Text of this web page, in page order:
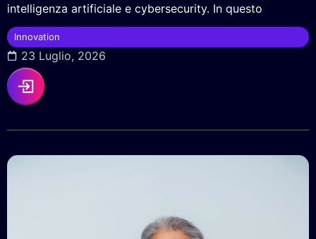
intelligenza artificiale e cybersecurity. In questo
Innovation
23 Luglio, 2026